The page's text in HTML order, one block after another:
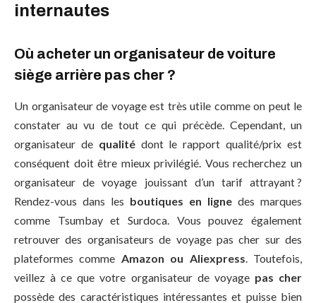
internautes
Où acheter un organisateur de voiture
siège arrière pas cher ?
Un organisateur de voyage est très utile comme on peut le
constater au vu de tout ce qui précède. Cependant, un
organisateur de qualitédont le rapport qualité/prix est
conséquent doit être mieux privilégié. Vous recherchez un
organisateur de voyage jouissant d’un tarif attrayant ?
Rendez-vous dans les boutiques en ligne des marques
comme Tsumbay et Surdoca. Vous pouvez également
retrouver des organisateurs de voyage pas cher sur des
plateformes comme Amazon ou Aliexpress. Toutefois,
veillez à ce que votre organisateur de voyage pas cher
possède des caractéristiques intéressantes et puisse bien